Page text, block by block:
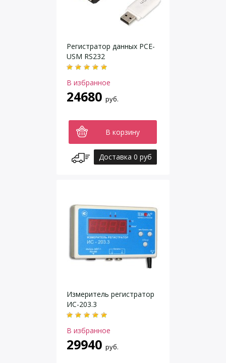
Регистратор данных PCE-
USM RS232
В избранное
24680 руб.
В корзину
Доставка 0 руб
Измеритель регистратор
ИС-203.3
В избранное
29940 руб.